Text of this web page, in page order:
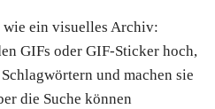
ein visuelles Archiv:
GIFs oder GIF-Sticker hoch,
und machen sie
die Suche können